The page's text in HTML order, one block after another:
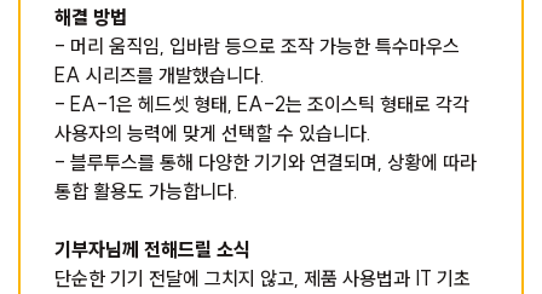
해결 방법
- 머리 움직임, 입바람 등으로 조작 가능한 특수마우스
EA 시리즈를 개발했습니다.
- EA-1은 헤드셋 형태, EA-2는 조이스틱 형태로 각각
사용자의 능력에 맞게 선택할 수 있습니다.
- 블루투스를 통해 다양한 기기와 연결되며, 상황에 따라
통합 활용도 가능합니다.
기부자님께 전해드릴 소식
단순한 기기 전달에 그치지 않고, 제품 사용법과 IT 기초